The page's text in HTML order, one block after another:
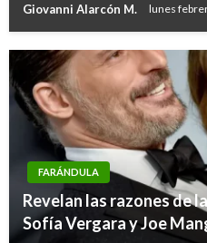
Giovanni Alarcón M. lunes
FARÁNDULA
Revelan las razones de
Sofía Vergara y Joe
ENTRETENIMIENTO
Ami Rodríguez es el
colombiano en tener